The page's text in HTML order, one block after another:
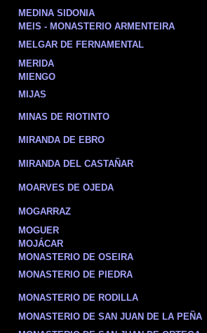
MEDINA SIDONIA
MEIS - MONASTERIO ARMENTEIRA
MELGAR DE FERNAMENTAL
MERIDA
MIENGO
MIJAS
MINAS DE RIOTINTO
MIRANDA DE EBRO
MIRANDA DEL CASTAÑAR
MOARVES DE OJEDA
MOGARRAZ
MOGUER
MOJÁCAR
MONASTERIO DE OSEIRA
MONASTERIO DE PIEDRA
MONASTERIO DE RODILLA
MONASTERIO DE SAN JUAN DE LA PEÑA